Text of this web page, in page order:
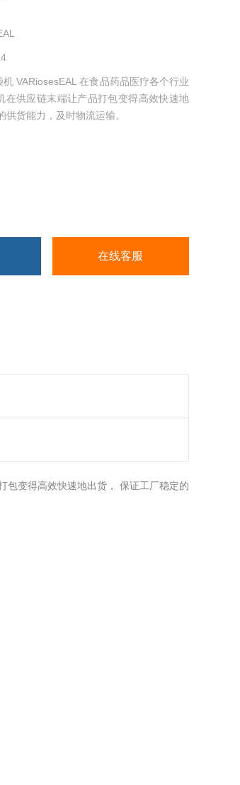
机 VARiosesEAL 在食品药品医疗各个行业
袋机在供应链末端让产品打包变得高效快速地
能力，及时物流运输。
在线客服
变得高效快速地出货， 保证工厂稳定的